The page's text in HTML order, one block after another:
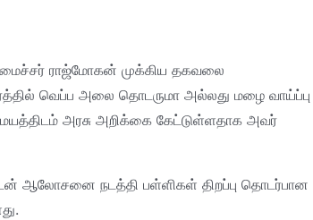
ராஜ்மோகன் முக்கிய தகவலை
வெப்ப அலை தொடருமா அல்லது மழை வாய்ப்பு
அரசு அறிக்கை கேட்டுள்ளதாக அவர்
ஆலோசனை நடத்தி பள்ளிகள் திறப்பு தொடர்பான